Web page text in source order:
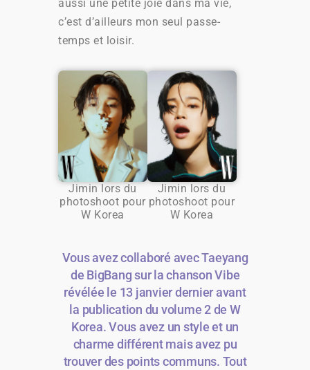
aussi une petite joie dans ma vie,
c’est d’ailleurs mon seul passe-
temps et loisir.
Jimin lors du
photoshoot pour
W Korea
Jimin lors du
photoshoot pour
W Korea
Vous avez collaboré avec Taeyang
de BigBang sur la chanson Vibe
révélée le 13 janvier dernier avant
la publication du volume 2 de W
Korea. Vous avez un style et un
charme différent mais avez pu
trouver des points communs. Tout